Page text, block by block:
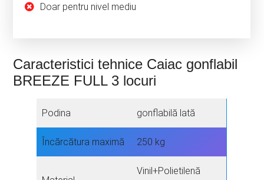
Doar pentru nivel mediu
Caracteristici tehnice Caiac gonflabil
BREEZE FULL 3 locuri
Podina gonflabilă lată
Încărcătura maximă 250 kg
Vinil+Polietilenă